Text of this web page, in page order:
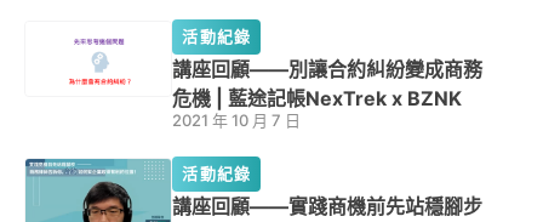
活動紀錄
講座回顧——別讓合約糾紛變成商務
危機 | 藍途記帳NexTrek x BZNK
2021 年 10 月 7 日
活動紀錄
講座回顧——實踐商機前先站穩腳步